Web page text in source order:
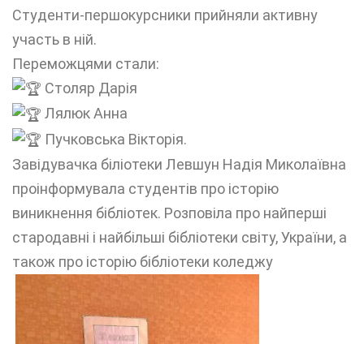
Студенти-першокурсники прийняли активну
участь в ній.
Переможцями стали:
Столяр Дарія
Лялюк Анна
Пучковська Вікторія.
Завідувачка біліотеки Левшун Надія Миколаївна
проінформувала студентів про історію
виникнення бібліотек. Розповіла про найперші
стародавні і найбільші бібліотеки світу, України, а
також про історію бібліотеки коледжу